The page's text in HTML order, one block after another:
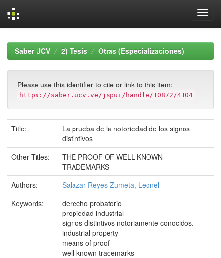
navigationSaber UCV 2) Tesis Otras (Especializaciones)
Please use this identifier to cite or link to this item:
https://saber.ucv.ve/jspui/handle/10872/4104
Title:
La prueba de la notoriedad de los signos
distintivos
Other Titles:
THE PROOF OF WELL-KNOWN
TRADEMARKS
Authors:
Salazar Reyes-Zumeta, Leonel
Keywords:
derecho probatorio
propiedad industrial
signos distintivos notoriamente conocidos.
industrial property
means of proof
well-known trademarks